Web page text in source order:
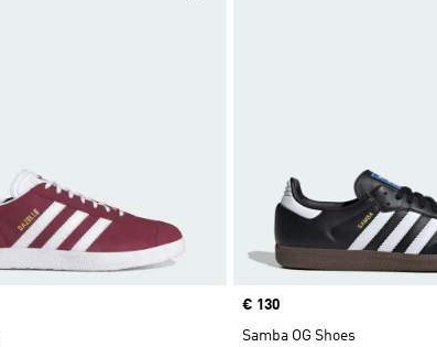
Price
€ 130
Samba OG Shoes